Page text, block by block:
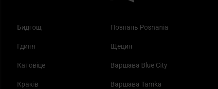
Бидгощ
Гдиня
Катовіце
Краків
Познань Posnania
Щецин
Варшава Blue City
Варшава Tamka